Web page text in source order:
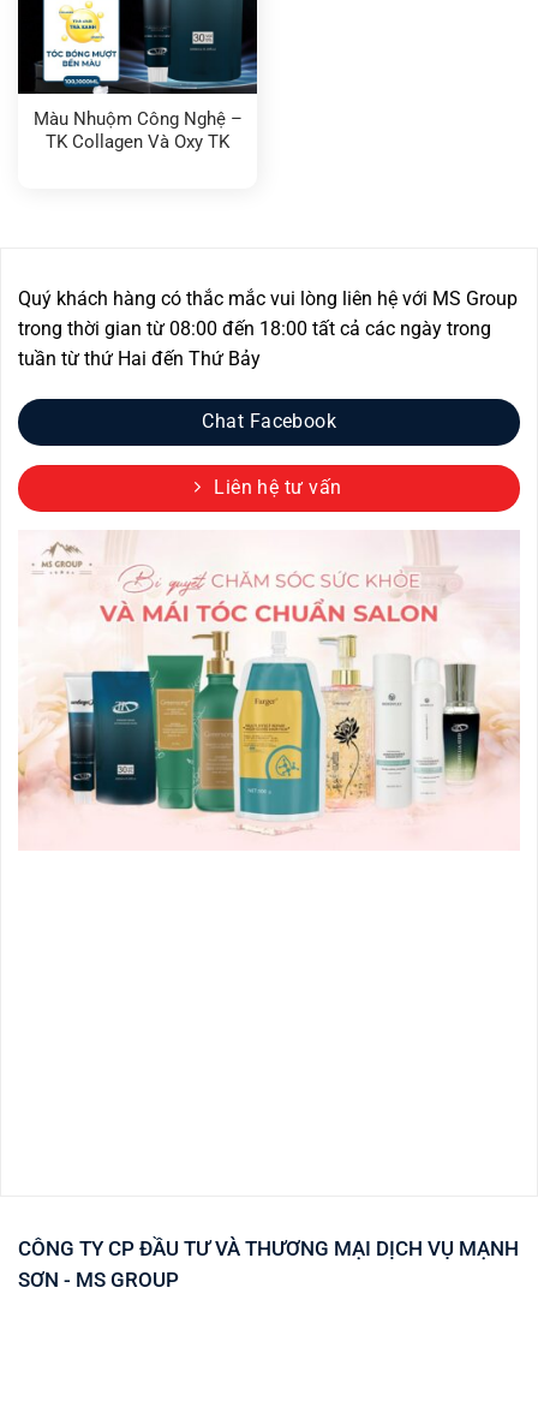
Màu Nhuộm Công Nghệ –
TK Collagen Và Oxy TK
Quý khách hàng có thắc mắc vui lòng liên hệ với MS Group
trong thời gian từ 08:00 đến 18:00 tất cả các ngày trong
tuần từ thứ Hai đến Thứ Bảy
Chat Facebook
Liên hệ tư vấn
CÔNG TY CP ĐẦU TƯ VÀ THƯƠNG MẠI DỊCH VỤ MẠNH
SƠN - MS GROUP